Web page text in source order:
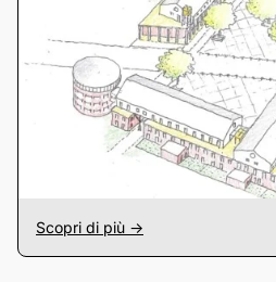
Scopri di più ->